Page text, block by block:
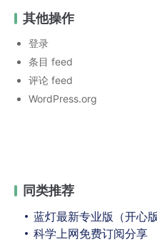
其他操作
登录
条目 feed
评论 feed
WordPress.org
同类推荐
蓝灯最新专业版（开心版+无限
科学上网免费订阅分享